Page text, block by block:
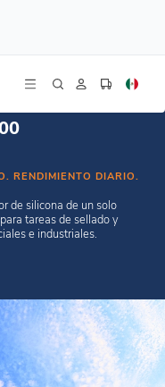
RENDIMIENTO DIARIO.
de silicona de un solo
tareas de sellado y
e industriales.